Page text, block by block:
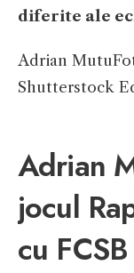
diferite ale
Adrian Mutu
Shutterstock
Adrian
jocul
cu FCSB